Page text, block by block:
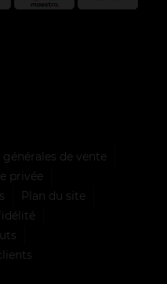
de vente
privée
Plan du site